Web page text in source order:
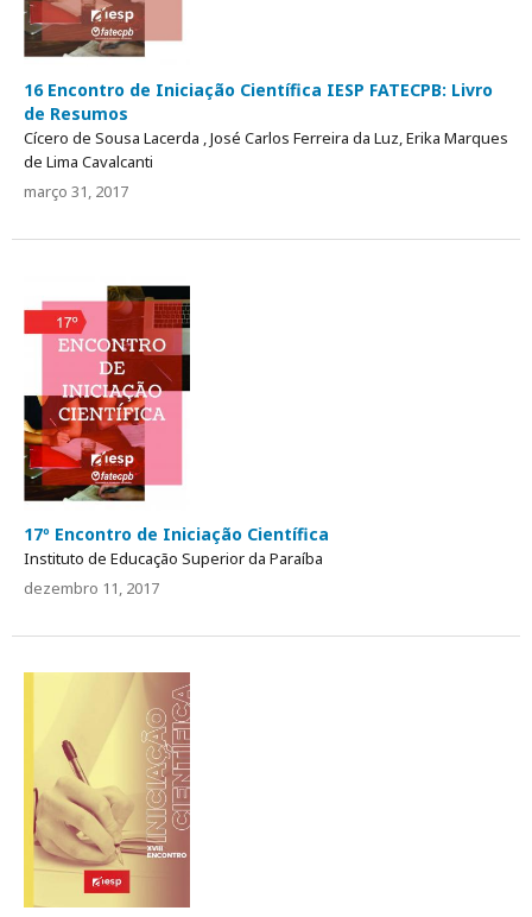
16 Encontro de Iniciação Científica IESP FATECPB: Livro
de Resumos
Cícero de Sousa Lacerda , José Carlos Ferreira da Luz, Erika Marques
de Lima Cavalcanti
março 31, 2017
17º Encontro de Iniciação Científica
Instituto de Educação Superior da Paraíba
dezembro 11, 2017